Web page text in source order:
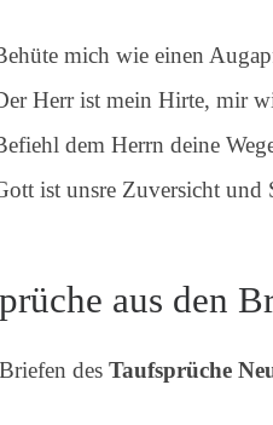
mich wie einen
Herr ist mein Hirte, mir
dem Herrn deine
ist unsre Zuversicht
aus den
des Taufsprüche